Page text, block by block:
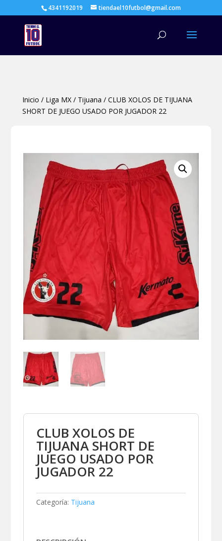
4341192019 tiendael10futbol@gmail.com
Inicio / Liga MX/ Tijuana / CLUB XOLOS DE TIJUANA
SHORT DE JUEGO USADO POR JUGADOR 22
CLUB XOLOS DE
TIJUANA SHORT DE
JUEGO USADO POR
JUGADOR 22
Categoría: Tijuana